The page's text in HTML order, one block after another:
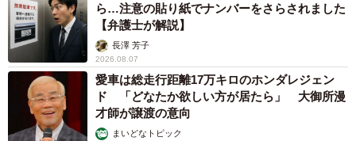
ら…注意の貼り紙でナンバーをさらされました
【弁護士が解説】
長澤 芳子
2026.08.07
愛車は総走行距離17万キロのホンダレジェン
ド 「どなたか欲しい方が居たら」 大御所漫
才師が譲渡の意向
まいどなトピック